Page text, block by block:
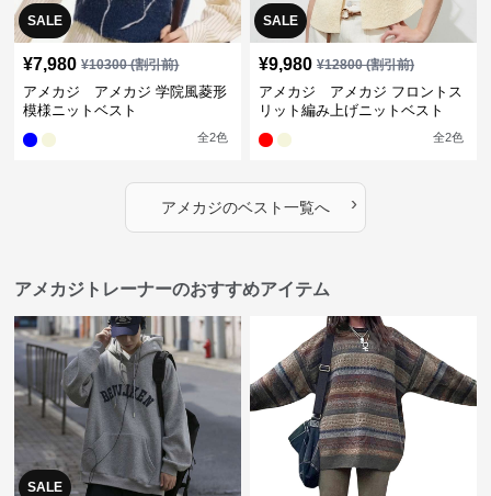
SALE
¥7,980 ¥10300(割引前)
アメカジ アメカジ 学院風菱形
模様ニットベスト
全2色
SALE
¥9,980 ¥12800(割引前)
アメカジ アメカジ フロントス
リット編み上げニットベスト
全2色
アメカジのベスト一覧へ ›
アメカジトレーナーのおすすめアイテム
SALE